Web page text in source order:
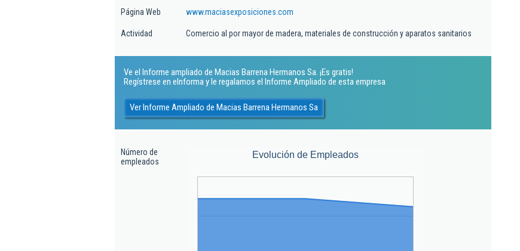
Página Web www.maciasexposiciones.com
Actividad Comercio al por mayor de madera, materiales de construcción y aparatos sanitarios
Ve el Informe ampliado de Macias Barrena Hermanos Sa. ¡Es gratis!
Regístrese en eInforma y le regalamos el Informe Ampliado de esta empresa
Ver Informe Ampliado de Macias Barrena Hermanos Sa
Número de
empleados
Evolución de Empleados